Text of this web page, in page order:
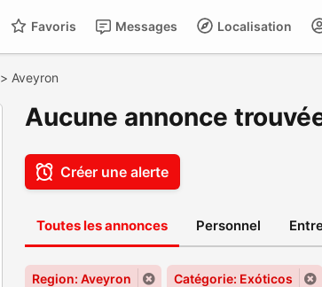
Localisation
Messages
Favoris
> Aveyron
Aucune annonce
Créer une alerte
Toutes les annonces Personnel
Region: Aveyron Catégorie: Exóticos